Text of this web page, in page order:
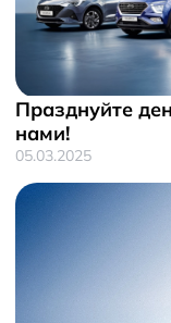
Празднуйте
нами!
05.03.2025